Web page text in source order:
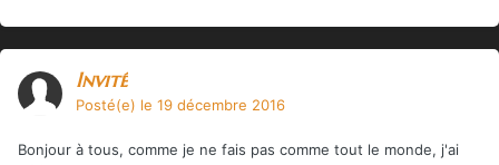
Invité
Posté(e) le 19 décembre 2016
Bonjour à tous, comme je ne fais pas comme tout le monde, j'ai